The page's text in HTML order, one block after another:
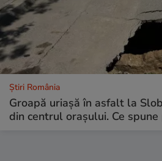
Știri România
Groapă uriașă în asfalt la
din centrul orașului. Ce